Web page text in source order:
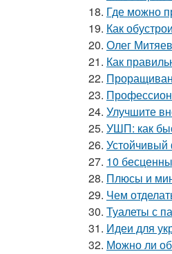
18. Где можно
19. Как
20. Олег
21. Как
22.
23.
24. Улучшите
25. УШП: как
26. Устойчивый
27. 10
28. Плюсы и
29. Чем
30. Туалеты с
31. Идеи для
32. Можно ли